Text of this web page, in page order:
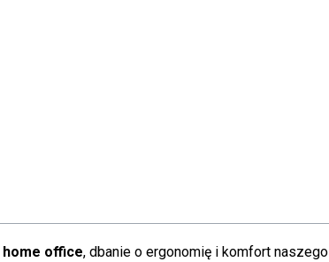
home office, dbanie o ergonomię i komfort naszego